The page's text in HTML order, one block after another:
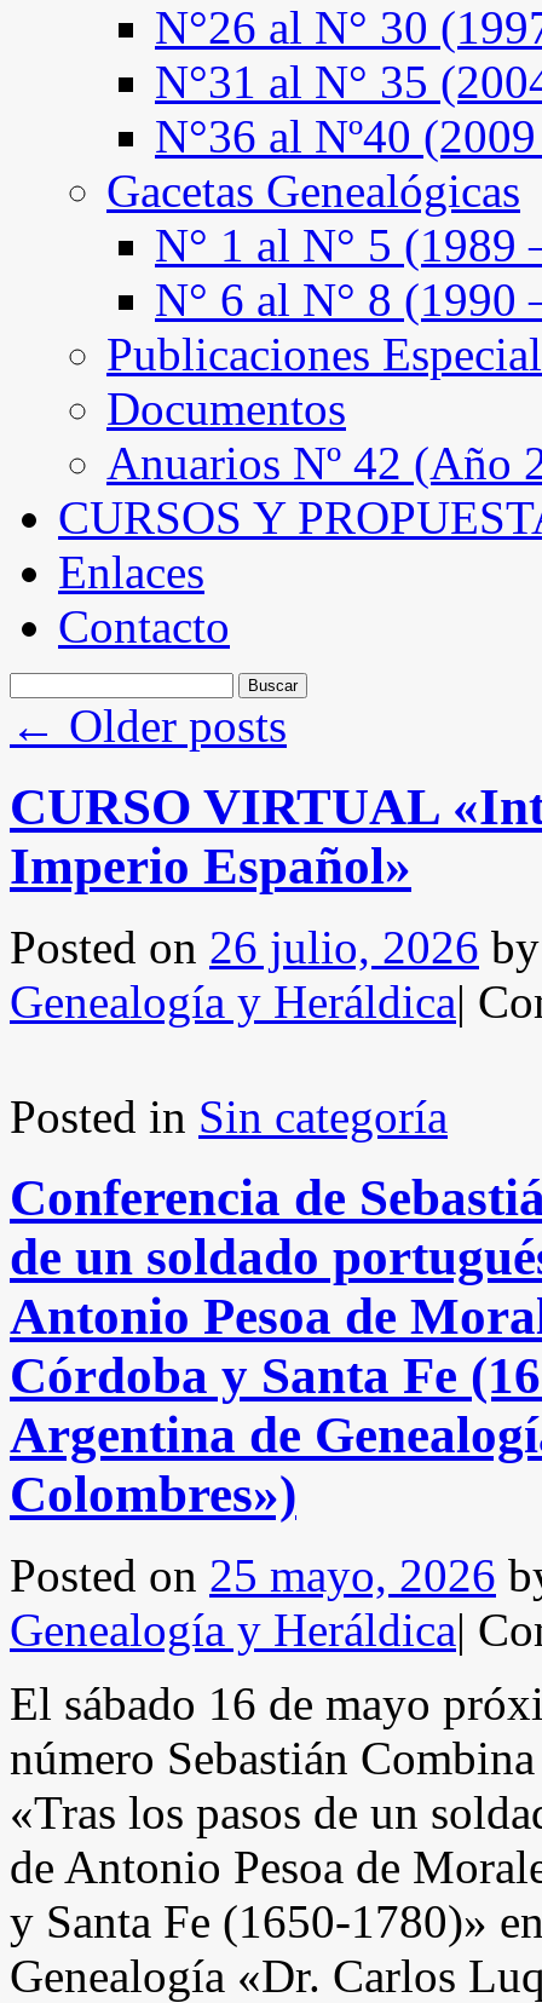
N°26 al N° 30
N°31 al N° 35
N°36 al Nº40
Gacetas Genealógicas
N° 1 al N° 5 (1989
N° 6 al N° 8 (1990
Publicaciones
Documentos
Anuarios Nº 42 (Año
CURSOS Y
Enlaces
Contacto
← Older posts
CURSO VIRTUAL
Imperio Español»
Posted on 26 julio, 2026 by
Genealogía y Heráldica|
Posted in Sin categoría
Conferencia de
de un soldado
Antonio Pesoa de
Córdoba y Santa Fe
Argentina de
Colombres»)
Posted on 25 mayo, 2026
Genealogía y Heráldica|
El sábado 16 de mayo
número Sebastián
«Tras los pasos de un
de Antonio Pesoa de
y Santa Fe (1650-1780)»
Genealogía «Dr. Carlos